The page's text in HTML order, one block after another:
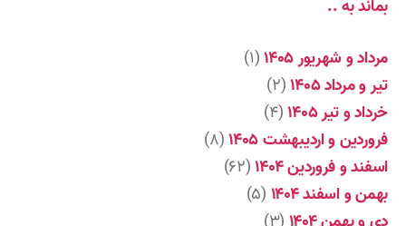
بماند به ..
مرداد و شهریور ۱۴۰۵
(۱)
تیر و مرداد ۱۴۰۵
(۲)
خرداد و تیر ۱۴۰۵
(۴)
فروردین و اردیبهشت ۱۴۰۵
(۸)
اسفند و فروردین ۱۴۰۴
(۶۲)
بهمن و اسفند ۱۴۰۴
(۵)